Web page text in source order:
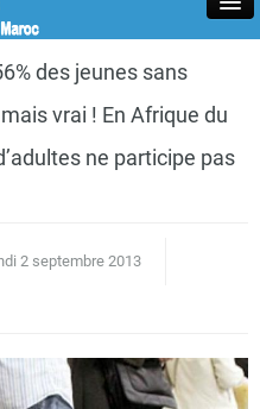
des jeunes sans
vrai ! En Afrique du
ne participe pas
2 septembre 2013